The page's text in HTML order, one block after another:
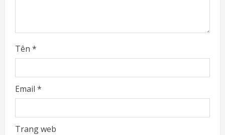
Tên *
Email *
Trang web